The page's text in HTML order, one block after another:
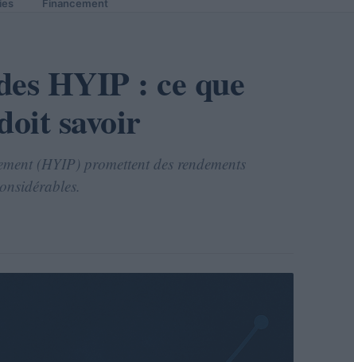
Financement
HYIP : ce que
savoir
(HYIP) promettent des rendements